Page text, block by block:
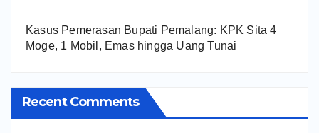
Kasus Pemerasan Bupati Pemalang: KPK Sita 4
Moge, 1 Mobil, Emas hingga Uang Tunai
Recent Comments